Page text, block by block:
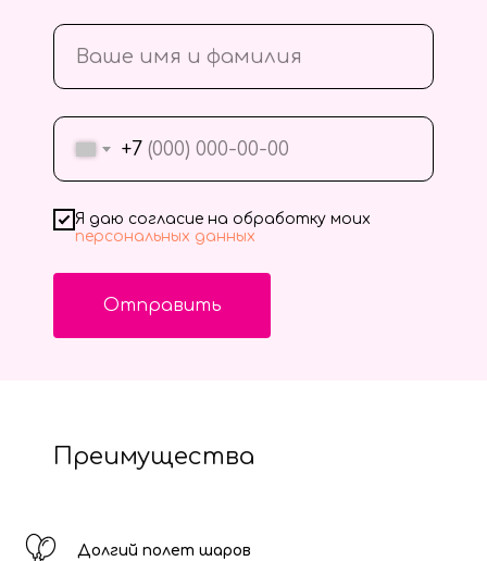
+7
Я даю согласие на обработку моих
персональных данных
Отправить
Преимущества
Долгий полет шаров